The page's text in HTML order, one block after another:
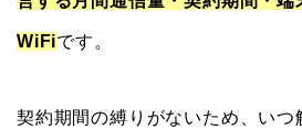
WiFiです。
契約期間の縛りがないため、いつ